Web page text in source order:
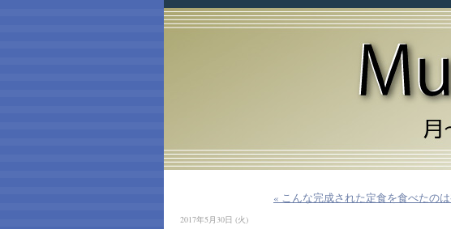
« こんな完成された定食を食べたの
2017年5月30日 (火)